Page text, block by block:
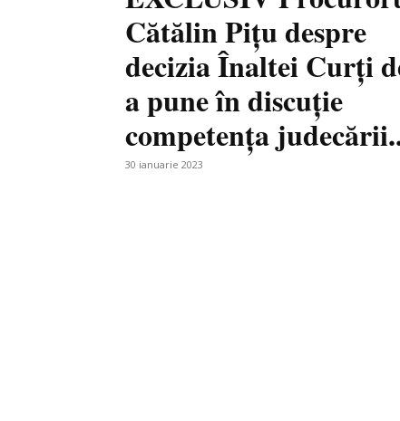
Cătălin Pițu despre
decizia Înaltei Curți
a pune în discuție
competența
30 ianuarie 2023